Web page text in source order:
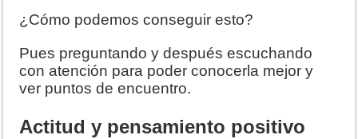
¿Cómo podemos conseguir esto?
Pues preguntando y después escuchando
con atención para poder conocerla mejor y
ver puntos de encuentro.
Actitud y pensamiento positivo